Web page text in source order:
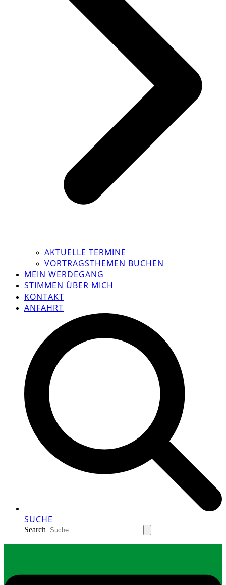
AKTUELLE TERMINE
VORTRAGSTHEMEN BUCHEN
MEIN WERDEGANG
STIMMEN ÜBER MICH
KONTAKT
ANFAHRT
SUCHE
Search